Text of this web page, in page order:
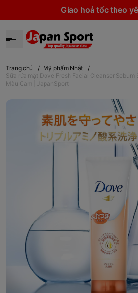
Giao hoả tốc theo
Trang chủ / Mỹ phẩm Nhật
/
Sữa rửa mặt Dove Fresh Facial Cleanser
Màu Cam | JapanSport